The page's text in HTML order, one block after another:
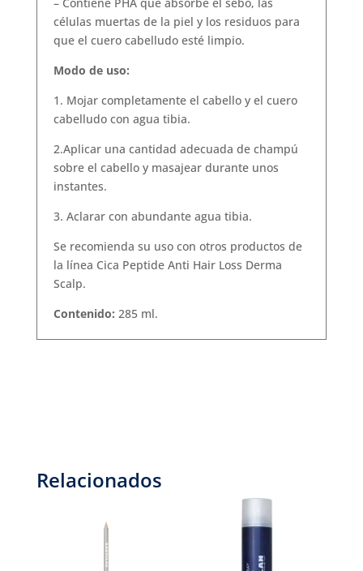
células muertas de la piel y los residuos para
que el cuero cabelludo esté limpio.
Modo de uso:
1. Mojar completamente el cabello y el cuero
cabelludo con agua tibia.
2.Aplicar una cantidad adecuada de champú
sobre el cabello y masajear durante unos
instantes.
3. Aclarar con abundante agua tibia.
Se recomienda su uso con otros productos de
la línea Cica Peptide Anti Hair Loss Derma
Scalp.
Contenido: 285 ml.
Relacionados